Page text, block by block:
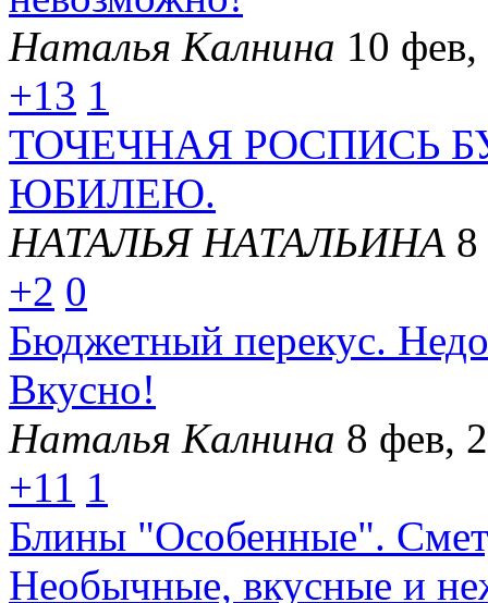
Наталья Калнина 10
+13 1
ТОЧЕЧНАЯ РОСПИСЬ
ЮБИЛЕЮ.
НАТАЛЬЯ НАТАЛЬИНА
+2 0
Бюджетный перекус.
Вкусно!
Наталья Калнина 8 фев,
+11 1
Блины "Особенные".
Необычные, вкусные и